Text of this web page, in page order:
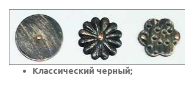
Классический черный;